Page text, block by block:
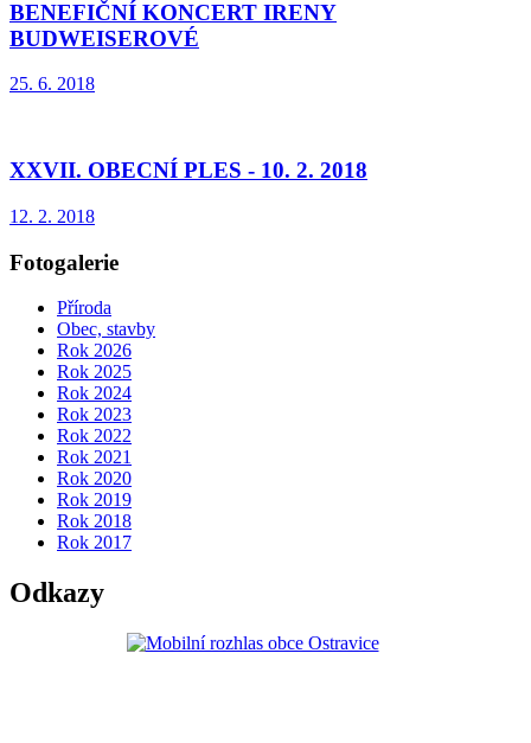
BENEFIČNÍ KONCERT IRENY
BUDWEISEROVÉ
25. 6. 2018
XXVII. OBECNÍ PLES - 10. 2. 2018
12. 2. 2018
Fotogalerie
Příroda
Obec, stavby
Rok 2026
Rok 2025
Rok 2024
Rok 2023
Rok 2022
Rok 2021
Rok 2020
Rok 2019
Rok 2018
Rok 2017
Odkazy